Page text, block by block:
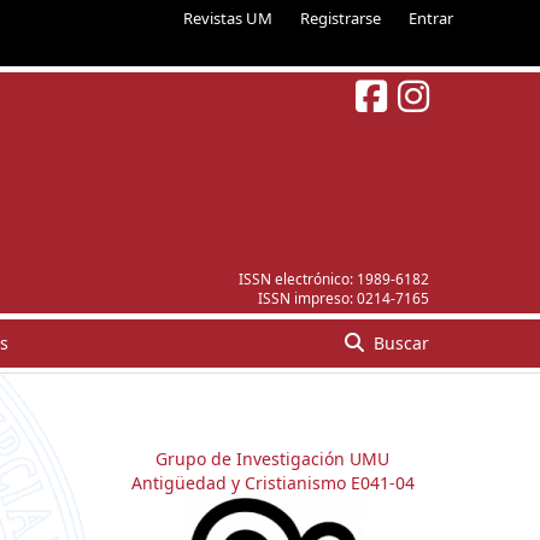
Revistas UM Registrarse Entrar
ISSN electrónico: 1989-6182
ISSN impreso:0214-7165
Buscar
Grupo de Investigación UMU
Antigüedad y Cristianismo E041-04